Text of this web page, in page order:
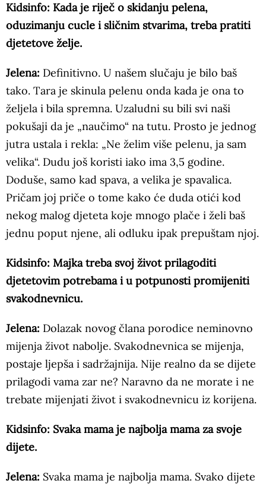
Kidsinfo: Kada je riječ o skidanju pelena,
oduzimanju cucle i sličnim stvarima, treba pratiti
djetetove želje.
Jelena: Definitivno. U našem slučaju je bilo baš
tako. Tara je skinula pelenu onda kada je ona to
željela i bila spremna. Uzaludni su bili svi naši
pokušaji da je „naučimo“ na tutu. Prosto je jednog
jutra ustala i rekla: „Ne želim više pelenu, ja sam
velika“. Dudu još koristi iako ima 3,5 godine.
Doduše, samo kad spava, a velika je spavalica.
Pričam joj priče o tome kako će duda otići kod
nekog malog djeteta koje mnogo plače i želi baš
jednu poput njene, ali odluku ipak prepuštam njoj.
Kidsinfo: Majka treba svoj život prilagoditi
djetetovim potrebama i u potpunosti promijeniti
svakodnevnicu.
Jelena: Dolazak novog člana porodice neminovno
mijenja život nabolje. Svakodnevnica se mijenja,
postaje ljepša i sadržajnija. Nije realno da se dijete
prilagodi vama zar ne? Naravno da ne morate i ne
trebate mijenjati život i svakodnevnicu iz korijena.
Kidsinfo: Svaka mama je najbolja mama za svoje
dijete.
Jelena: Svaka mama je najbolja mama. Svako dijete